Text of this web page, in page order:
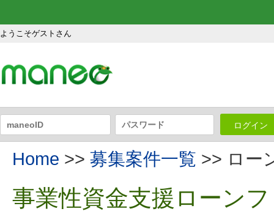
ようこそゲストさん
ログイン
Home >> 募集案件一覧 >> ロー
事業性資金支援ローン